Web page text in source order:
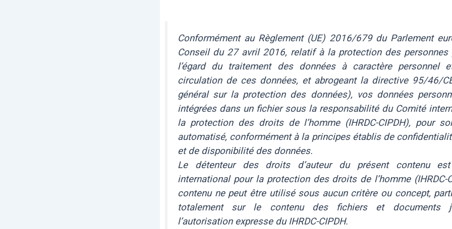
Conformément au Règlement (UE) 2016/679 du Parlement
Conseil du 27 avril 2016, relatif à la protection des personnes
l’égard du traitement des données à caractère personnel
circulation de ces données, et abrogeant la directive 95/46/
général sur la protection des données), vos données
intégrées dans un fichier sous la responsabilité du Comité
la protection des droits de l’homme (IHRDC-CIPDH), pour
automatisé, conformément à la principes établis de
et de disponibilité des données.
Le détenteur des droits d’auteur du présent contenu
international pour la protection des droits de l’homme (IHRDC-
contenu ne peut être utilisé sous aucun critère ou concept,
totalement sur le contenu des fichiers et documents
l’autorisation expresse du IHRDC-CIPDH.